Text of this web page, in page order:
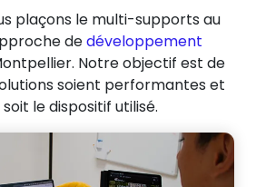
plaçons le multi-supports au
dedéveloppement
Notre objectif est de
soient performantes et
le dispositif utilisé.